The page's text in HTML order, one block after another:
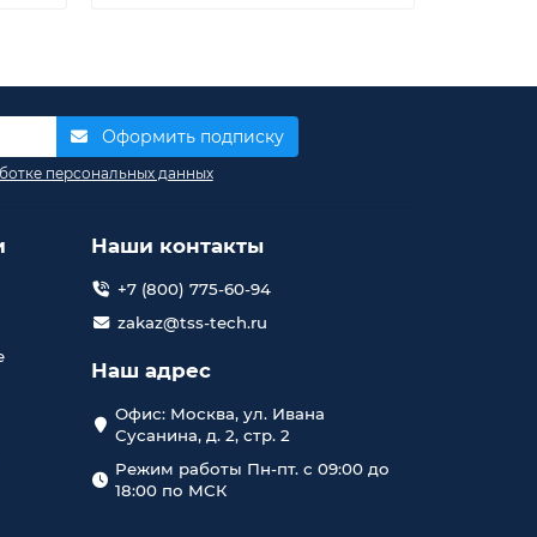
Оформить подписку
персональных данных
Наши контакты
+7 (800) 775-60-94
zakaz@tss-tech.ru
Наш адрес
Офис: Москва, ул. Ивана
Сусанина, д. 2, стр. 2
Режим работы Пн-пт. с 09:00 до
18:00 по МСК